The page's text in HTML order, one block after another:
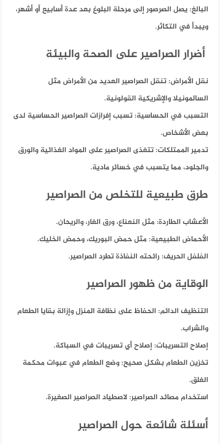
البالغ: يصل الصرصور إلى مرحلة البلوغ بعد عدة أسابيع أو أشهر،
ويبدأ في التكاثر.
أضرار الصراصير على الصحة والبيئة
نقل الأمراض: تنقل الصراصير العديد من الأمراض مثل
السالمونيلا والإشريكية القولونية.
التسبب في الحساسية: تسبب إفرازات الصراصير الحساسية لدى
بعض الأشخاص.
تدمير الممتلكات: تتغذى الصراصير على المواد الغذائية والورق
والجلود، مما يتسبب في خسائر مادية.
طرق طبيعية للتخلص من الصراصير
الأعشاب الطاردة: مثل النعناع، ورق الغار، والريحان.
الأحماض الطبيعية: مثل حمض البوريك، وحمض الخليك.
الفلفل الحريف: رائحته النفاذة تطرد الصراصير.
الوقاية من ظهور الصراصير
التنظيف الدائم: الحفاظ على نظافة المنزل وإزالة بقايا الطعام
والشراب.
إصلاح التسريبات: إصلاح أي تسريبات في السباكة.
تخزين الطعام بشكل صحيح: وضع الطعام في عبوات محكمة
الغلق.
استخدام مصائد الصراصير: لاصطياد الصراصير الصغيرة.
أسئلة شائعة حول الصراصير